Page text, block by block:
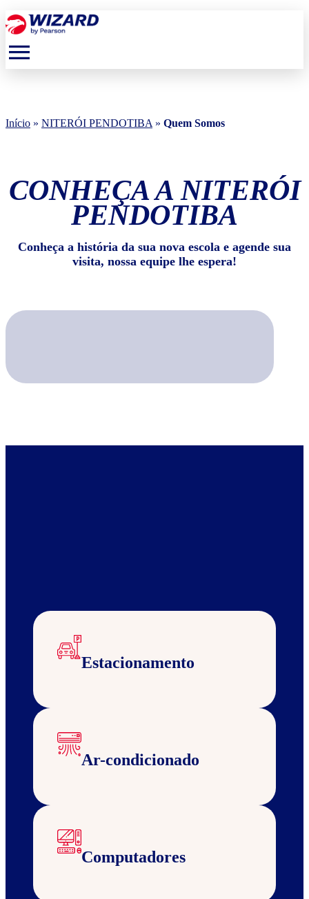
menu
Início » NITERÓI PENDOTIBA » Quem Somos
CONHEÇA A NITERÓI
PENDOTIBA
Conheça a história da sua nova escola e agende sua
visita, nossa equipe lhe espera!
Estacionamento
Ar-condicionado
Computadores